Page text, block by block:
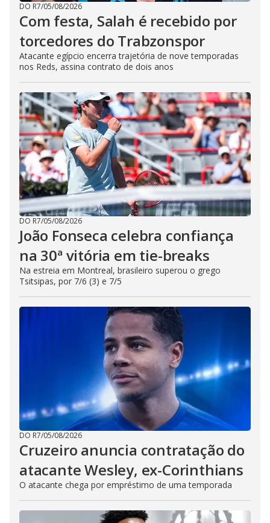
DO R7/05/08/2026
Com festa, Salah é recebido por
torcedores do Trabzonspor
Atacante egípcio encerra trajetória de nove temporadas
nos Reds, assina contrato de dois anos
DO R7/05/08/2026
João Fonseca celebra confiança
na 30ª vitória em tie-breaks
Na estreia em Montreal, brasileiro superou o grego
Tsitsipas, por 7/6 (3) e 7/5
DO R7/05/08/2026
Cruzeiro anuncia contratação do
atacante Wesley, ex-Corinthians
O atacante chega por empréstimo de uma temporada